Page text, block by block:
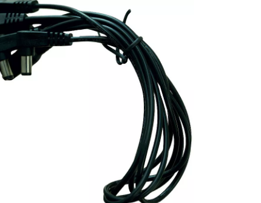
Batería y percusión
Niños
Bundle
Ver nuestras marcas